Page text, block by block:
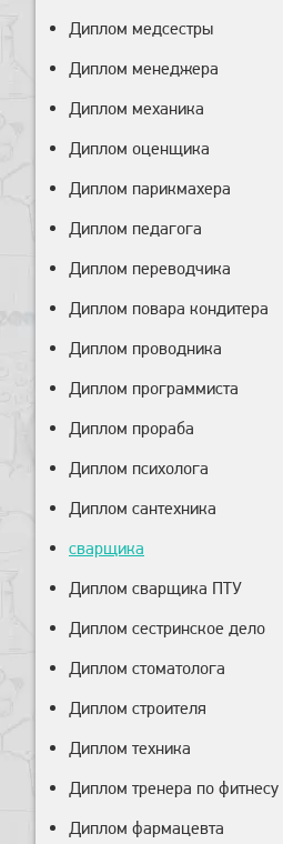
Диплом медсестры
Диплом менеджера
Диплом механика
Диплом оценщика
Диплом парикмахера
Диплом педагога
Диплом переводчика
Диплом повара кондитера
Диплом проводника
Диплом программиста
Диплом прораба
Диплом психолога
Диплом сантехника
сварщика
Диплом сварщика ПТУ
Диплом сестринское дело
Диплом стоматолога
Диплом строителя
Диплом техника
Диплом тренера по фитнесу
Диплом фармацевта